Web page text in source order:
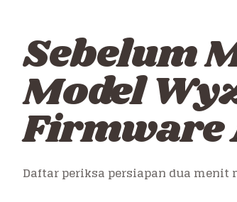
Sebelum
Model
Firmware
Daftar periksa persiapan dua